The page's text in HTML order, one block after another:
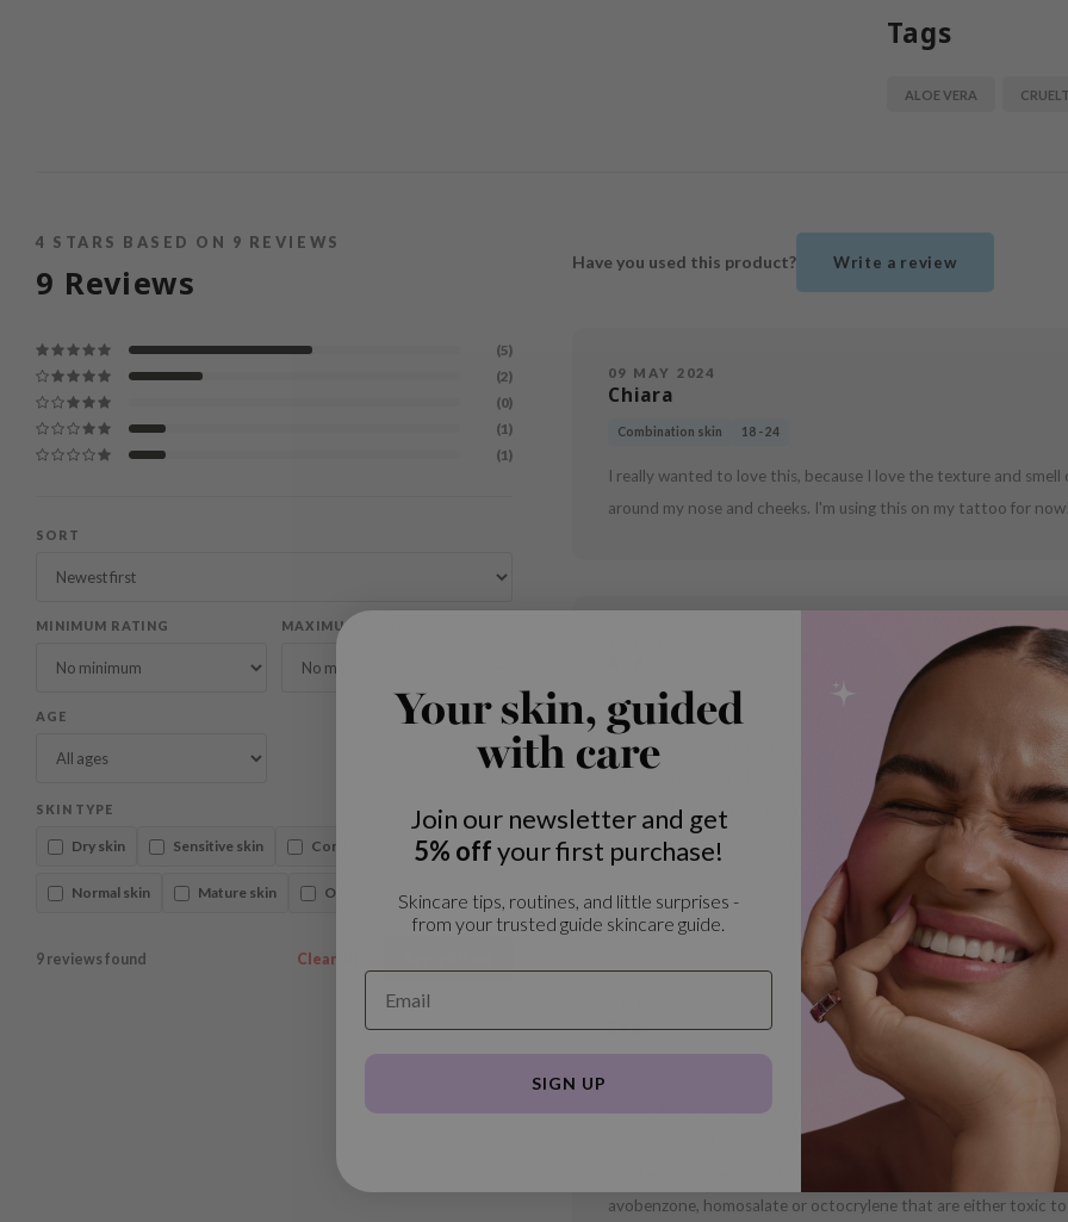
Tags
ALOE VERA
4 STARS BASED ON 9 REVIEWS
9 Reviews
(5)
(2)
(0)
(1)
(1)
SORT
MINIMUM RATING MAXIMUM RATING
AGE
SKIN TYPE
Dry skin Sensitive skin Combination skin
Normal skin Mature skin Oily skin
9 reviews found Clear filters
Have you used this product? Write a review
09 MAY 2024
Chiara
Combination skin 18 - 24
I really wanted to love this, because I love the texture and
around my nose and cheeks. I'm using this on my tattoo for
Vette huid 18 - 24
Mijn nieuwe favoriete spf! Ik had altijd het probleem dat mijn
sunscreen van Missha geeft een matte effect. Na het
maar snel wegtrekt zonder witte waas (light medium/ivory
kan ik zeggen dat ik de ware heb gevonden. Een must-try and
hormonen pukkels. 100% tevreden!"}
Eve
18 - 24
Great sunscreen, definitely the best one I've tried so far. It
velvety finish. I am very pale and didn't notice any white cast,
and I experienced next to no eye irritation. Not to mention
avobenzone, homosalate or octocrylene that are either toxic
Your skin, guided
with care
Join our newsletter and get
5% offyour first purchase!
Skincare tips, routines, and little surprises -
from your trusted guide skincare guide.
SIGN UP